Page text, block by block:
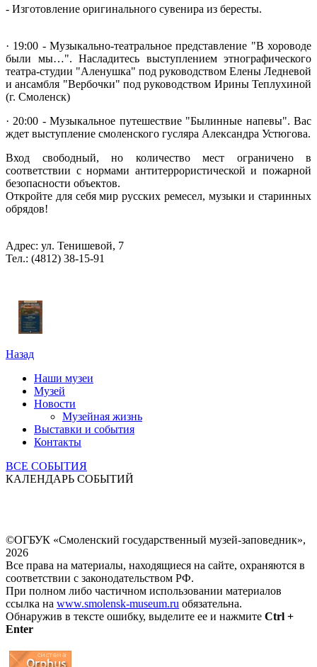
- Изготовление оригинального сувенира из бересты.
· 19:00 - Музыкально-театральное представление "В хороводе
были мы…". Насладитесь выступлением этнографического
театра-студии "Аленушка" под руководством Елены Ледневой
и ансамбля "Вербочки" под руководством Ирины Теплухиной
(г. Смоленск)
· 20:00 - Музыкальное путешествие "Былинные напевы". Вас
ждет выступление смоленского гусляра Александра Устюгова.
Вход свободный, но количество мест ограничено в
соответствии с нормами антитеррористической и пожарной
безопасности объектов.
Откройте для себя мир русских ремесел, музыки и старинных
обрядов!
Адрес: ул. Тенишевой, 7
Тел.: (4812) 38-15-91
Назад
Наши музеи
Музей
Новости
Музейная жизнь
Выставки и события
Контакты
ВСЕ СОБЫТИЯ
КАЛЕНДАРЬ СОБЫТИЙ
©ОГБУК «Смоленский государственный музей-заповедник»,
2026
Все права на материалы, находящиеся на сайте, охраняются в
соответствии с законодательством РФ.
При полном либо частичном использовании материалов
ссылка на www.smolensk-museum.ru обязательна.
Обнаружив в тексте ошибку, выделите ее и нажмите Ctrl +
Enter